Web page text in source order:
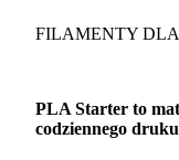
FILAMENTY DLA
PLA Starter to
codziennego